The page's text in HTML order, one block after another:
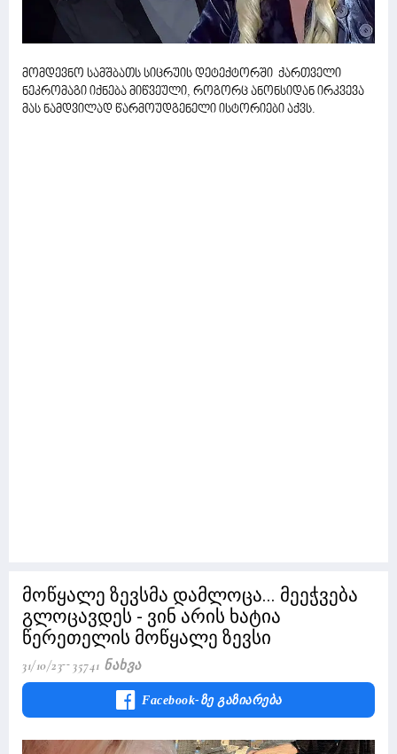
მომდევნო სამშბათს სიცრუის დეტექტორში ქართველი
ნეკრომაგი იქნება მიწვეული, როგორც ანონსიდან ირკვევა
მას ნამდვილად წარმოუდგენელი ისტორიები აქვს.
მოწყალე ზევსმა დამლოცა... მეეჭვება
გლოცავდეს - ვინ არის ხატია
წერეთელის მოწყალე ზევსი
31/10/23 35741 Ნახვა
Facebook-Ზე Გაზიარება